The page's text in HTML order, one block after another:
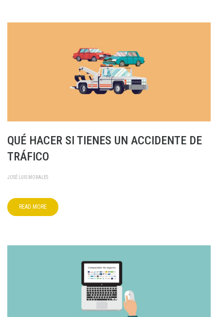
QUÉ HACER SI TIENES UN ACCIDENTE DE
TRÁFICO
JOSÉ LUIS MORALES
READ MORE